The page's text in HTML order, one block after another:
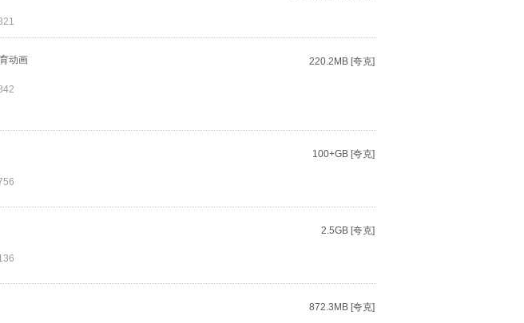
动画 220.2MB [夸克]
100+GB [夸克]
2.5GB [夸克]
872.3MB [夸克]